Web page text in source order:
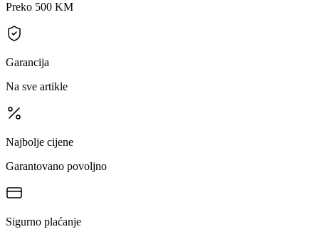
Preko 500 KM
Garancija
Na sve artikle
Najbolje cijene
Garantovano povoljno
Sigurno plaćanje